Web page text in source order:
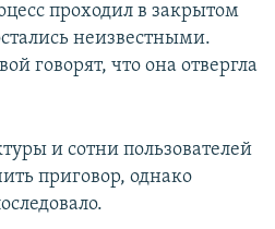
проходил в закрытом
неизвестными.
говорят, что она отвергла
и сотни пользователей
приговор, однако